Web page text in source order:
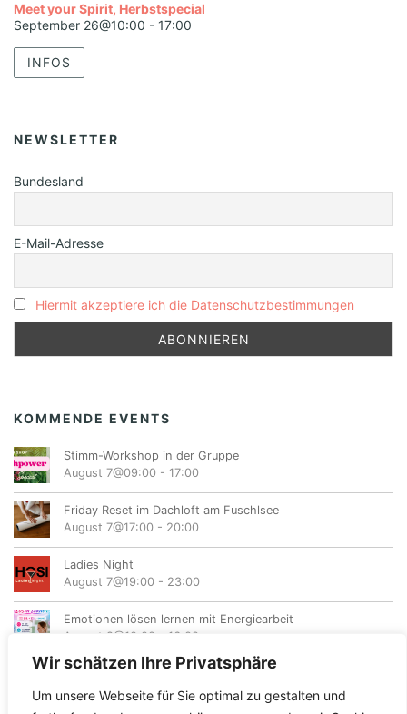
Wir schätzen Ihre Privatsphäre
Um unsere Webseite für Sie optimal zu gestalten und
Meet your Spirit, Herbstspecial
September 26@10:00 - 17:00
INFOS
NEWSLETTER
Bundesland
E-Mail-Adresse
Hiermit akzeptiere ich die Datenschutzbestimmungen
KOMMENDE EVENTS
Stimm-Workshop in der Gruppe
August 7@09:00 - 17:00
Friday Reset im Dachloft am Fuschlsee
August 7@17:00 - 20:00
Ladies Night
August 7@19:00 - 23:00
Emotionen lösen lernen mit Energiearbeit
August 8@10:00
16:00